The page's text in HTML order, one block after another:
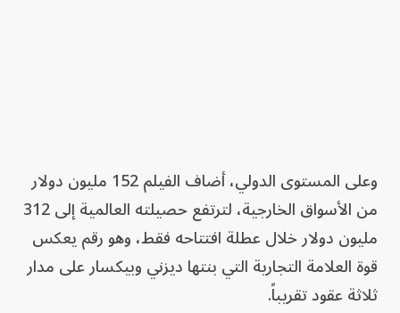
وعلى المستوى الدولي، أضاف الفيلم 152 مليون دولار
من الأسواق الخارجية، لترتفع حصيلته العالمية إلى 312
مليون دولار خلال عطلة افتتاحه فقط، وهو رقم يعكس
قوة العلامة التجارية التي بنتها ديزني وبيكسار على مدار
ثلاثة عقود تقريباً.